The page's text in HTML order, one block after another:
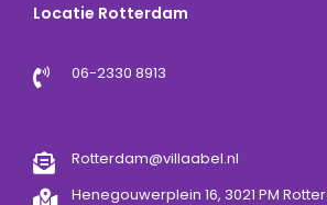
Locatie Rotterdam
06-2330 8913
Rotterdam@villaabel.nl
Henegouwerplein 16, 3021 PM